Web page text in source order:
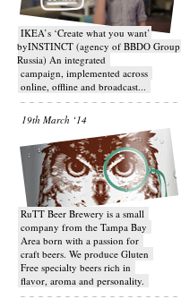
IKEA’s ‘Create what you want’
byINSTINCT (agency of BBDO Group
Russia) An integrated
campaign, implemented across
online, offline and broadcast...
19th March ‘14
RuTT Beer Brewery is a small
company from the Tampa Bay
Area born with a passion for
craft beers. We produce Gluten
Free specialty beers rich in
flavor, aroma and personality.